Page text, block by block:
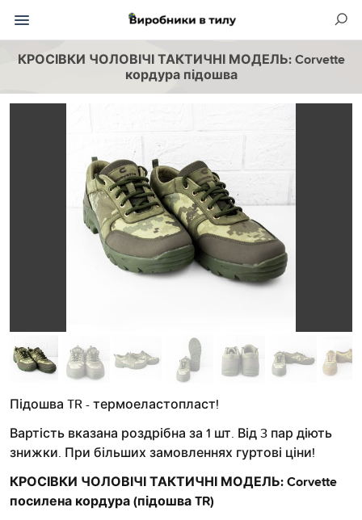
КРОСІВКИ ЧОЛОВІЧІ ТАКТИЧНІ МОДЕЛЬ: Corvette
кордура підошва
Підошва TR - термоеластопласт!
Вартість вказана роздрібна за 1 шт. Від 3 пар діють
знижки. При більших замовленнях гуртові ціни!
КРОСІВКИ ЧОЛОВІЧІ ТАКТИЧНІ МОДЕЛЬ: Corvette
посилена кордура (підошва TR)